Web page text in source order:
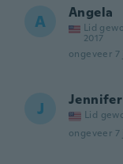
A Angela
Lid
2017
ongeveer 7
J Jennifer
Lid
ongeveer 7